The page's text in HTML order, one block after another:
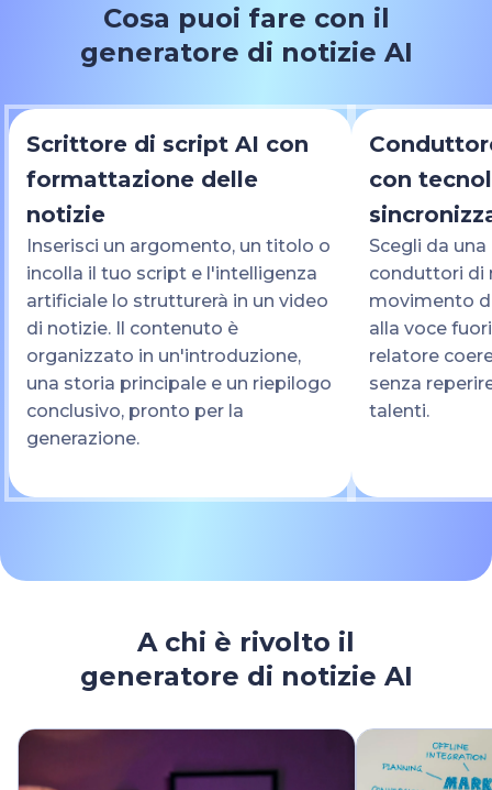
Cosa puoi fare con il
generatore di notizie AI
Scrittore di script AI con
formattazione delle
notizie
Inserisci un argomento, un titolo o
incolla il tuo script e l'intelligenza
artificiale lo strutturerà in un video
di notizie. Il contenuto è
organizzato in un'introduzione,
una storia principale e un riepilogo
conclusivo, pronto per la
generazione.
con
Scegli da
conduttori di
movimento
alla voce
relatore
senza
talenti.
A chi è rivolto il
generatore di notizie AI